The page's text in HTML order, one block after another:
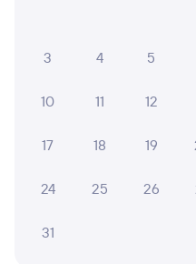
Искать билеты
Отели в Анапе
Путешественникам
6,9
3 4 5
10 11 12
17 18 19
24 25 26
31